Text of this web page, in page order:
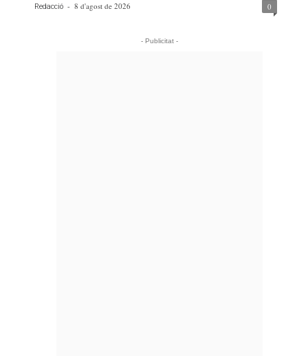
Redacció - 8 d'agost de 2026 0
- Publicitat -